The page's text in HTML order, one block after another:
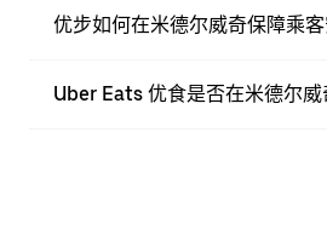
优步如何在米德尔威奇保障乘客
Uber Eats 优食是否在米德尔威